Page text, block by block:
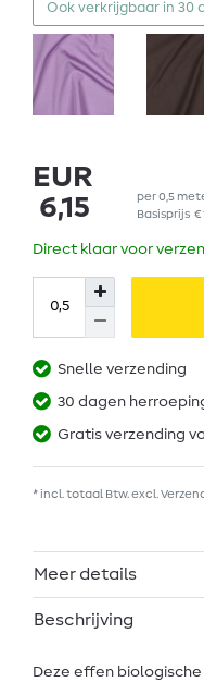
Ook verkrijgbaar in 30
EUR
6,15
per0,5
Basisprijs€
Direct klaar voor
Snelle verzending
30 dagen
Gratis verzending
* incl. totaal Btw. excl.
Meer details
Beschrijving
Deze effen